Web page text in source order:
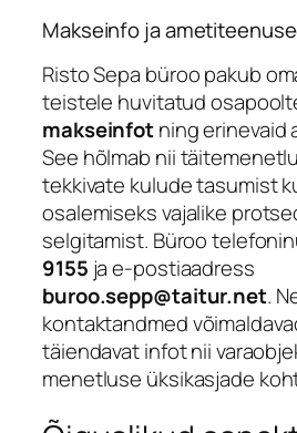
Makseinfo ja
Risto Sepa büroo pakub
teistele huvitatud
makseinfotning erinevaid
See hõlmab nii
tekkivate kulude tasumist
osalemiseks vajalike
selgitamist. Büroo
9155 ja e-postiaadress
buroo.sepp@taitur.net.
kontaktandmed
täiendavat infot nii
menetluse üksikasjade